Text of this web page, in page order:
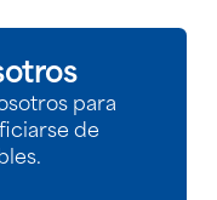
para
de